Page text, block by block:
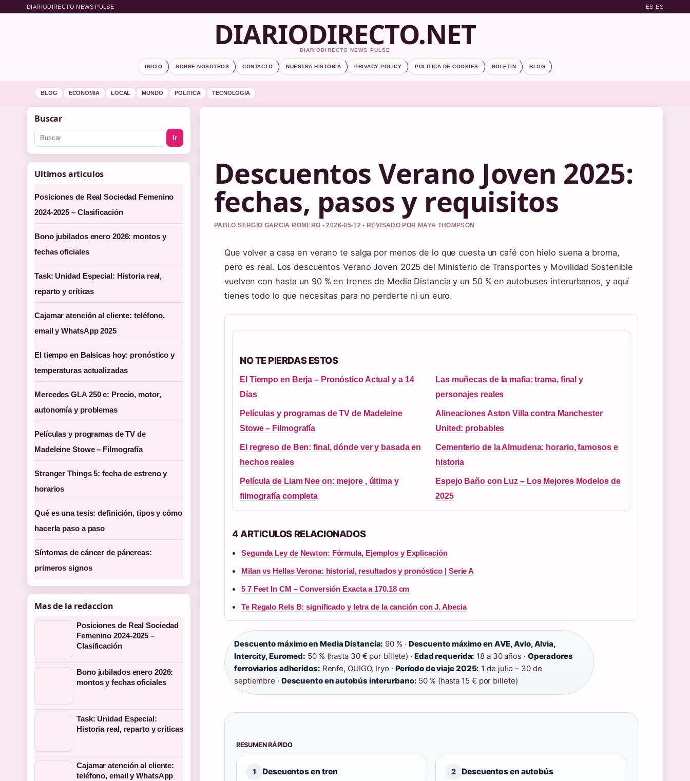
DIARIODIRECTO NEWS PULSE ES-ES
DIARIODIRECTO.NET
DIARIODIRECTO NEWS PULSE
INICIO SOBRE NOSOTROS CONTACTO NUESTRA HISTORIA PRIVACY POLICY POLITICA DE COOKIES BOLETIN BLOG
BLOG ECONOMIA LOCAL MUNDO POLITICA TECNOLOGIA
Descuentos Verano Joven 2025:
fechas, pasos y requisitos
PABLO SERGIO GARCIA ROMERO • 2026-05-12 • REVISADO POR MAYA THOMPSON
Que volver a casa en verano te salga por menos de lo que cuesta un café con hielo suena a broma,
pero es real. Los descuentos Verano Joven 2025 del Ministerio de Transportes y Movilidad Sostenible
vuelven con hasta un 90 % en trenes de Media Distancia y un 50 % en autobuses interurbanos, y aquí
tienes todo lo que necesitas para no perderte ni un euro.
NO TE PIERDAS ESTOS
El Tiempo en Berja – Pronóstico Actual y a 14
Días
Las muñecas de la mafia: trama, final y
personajes reales
Películas y programas de TV de Madeleine
Stowe – Filmografía
Alineaciones Aston Villa contra Manchester
United: probables
El regreso de Ben: final, dónde ver y basada en
hechos reales
Cementerio de la Almudena: horario, famosos e
historia
Película de Liam Nee on: mejore , última y
filmografía completa
Espejo Baño con Luz – Los Mejores Modelos de
2025
4 ARTICULOS RELACIONADOS
Segunda Ley de Newton: Fórmula, Ejemplos y Explicación
Milan vs Hellas Verona: historial, resultados y pronóstico | Serie A
5 7 Feet In CM – Conversión Exacta a 170.18 cm
Te Regalo Rels B: significado y letra de la canción con J. Abecia
Descuento máximo en Media Distancia: 90 % · Descuento máximo en AVE, Avlo, Alvia,
Intercity, Euromed: 50 % (hasta 30 € por billete) · Edad requerida: 18 a 30 años · Operadores
ferroviarios adheridos: Renfe, OUIGO, Iryo · Período de viaje 2025: 1 de julio – 30 de
septiembre · Descuento en autobús interurbano: 50 % (hasta 15 € por billete)
RESUMEN RÁPIDO
1 Descuentos en tren 2 Descuentos en autobús
Buscar
Ir
Ultimos articulos
Posiciones de Real Sociedad Femenino
2024-2025 – Clasificación
Bono jubilados enero 2026: montos y
fechas oficiales
Task: Unidad Especial: Historia real,
reparto y críticas
Cajamar atención al cliente: teléfono,
email y WhatsApp 2025
El tiempo en Balsicas hoy: pronóstico y
temperaturas actualizadas
Mercedes GLA 250 e: Precio, motor,
autonomía y problemas
Películas y programas de TV de
Madeleine Stowe – Filmografía
Stranger Things 5: fecha de estreno y
horarios
Qué es una tesis: definición, tipos y cómo
hacerla paso a paso
Síntomas de cáncer de páncreas:
primeros signos
Mas de la redaccion
Posiciones de Real Sociedad
Femenino 2024-2025 –
Clasificación
Bono jubilados enero 2026:
montos y fechas oficiales
Task: Unidad Especial:
Historia real, reparto y críticas
Cajamar atención al cliente:
teléfono, email y WhatsApp